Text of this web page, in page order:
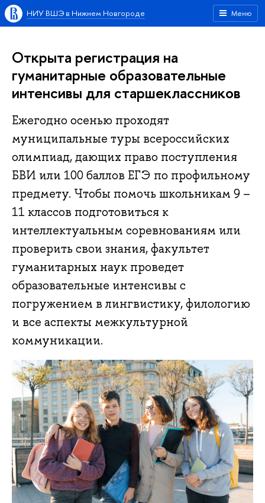
Меню
НИУ ВШЭ в Нижнем Новгороде
Открыта регистрация на
гуманитарные образовательные
интенсивы для старшеклассников
Ежегодно осенью проходят
муниципальные туры всероссийских
олимпиад, дающих право поступления
БВИ или 100 баллов ЕГЭ по профильному
предмету. Чтобы помочь школьникам 9 –
11 классов подготовиться к
интеллектуальным соревнованиям или
проверить свои знания, факультет
гуманитарных наук проведет
образовательные интенсивы с
погружением в лингвистику, филологию
и все аспекты межкультурной
коммуникации.